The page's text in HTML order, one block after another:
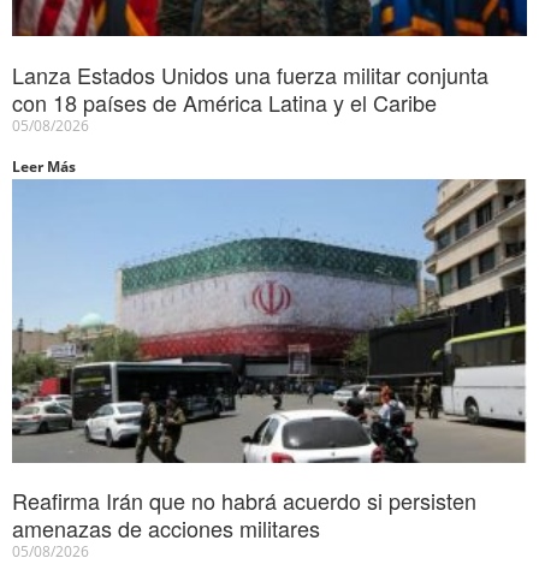
Lanza Estados Unidos una fuerza militar conjunta
con 18 países de América Latina y el Caribe
05/08/2026
Leer Más
Reafirma Irán que no habrá acuerdo si persisten
amenazas de acciones militares
05/08/2026